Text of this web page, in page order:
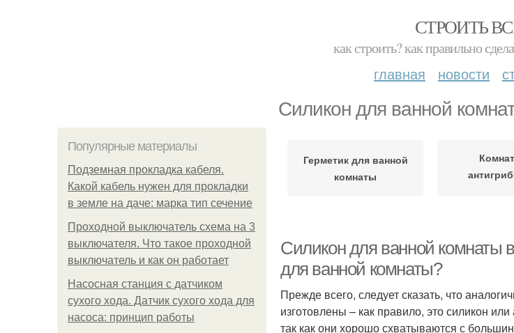
СТРОИТЬ
как строить? как правильно
главная новости
Силикон для ванной
Популярные материалы
Подземная прокладка кабеля.
Какой кабель нужен для прокладки
в земле на даче: марка тип сечение
Проходной выключатель схема на 3
выключателя. Что такое проходной
выключатель и как он работает
Насосная станция с датчиком
сухого хода. Датчик сухого хода для
насоса: принцип работы
Герметик для ванной
комнаты
Силикон для ванной комнаты
для ванной комнаты?
Прежде всего, следует сказать, что
изготовлены – как правило, это силикон
так как они хорошо схватываются с